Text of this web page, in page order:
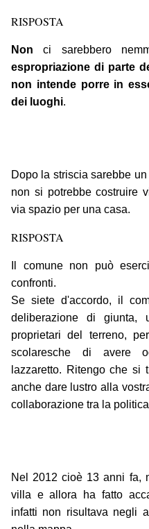
RISPOSTA
Non ci sarebbero
espropriazione di parte
non intende porre in
dei luoghi.
Dopo la striscia sarebbe
non si potrebbe costruire
via spazio per una casa.
RISPOSTA
Il comune non può
confronti.
Se siete d'accordo, il
deliberazione di giunta,
proprietari del terreno,
scolaresche di avere
lazzaretto. Ritengo che si
anche dare lustro alla
collaborazione tra la
Nel 2012 cioè 13 anni fa,
villa e allora ha fatto
infatti non risultava negli